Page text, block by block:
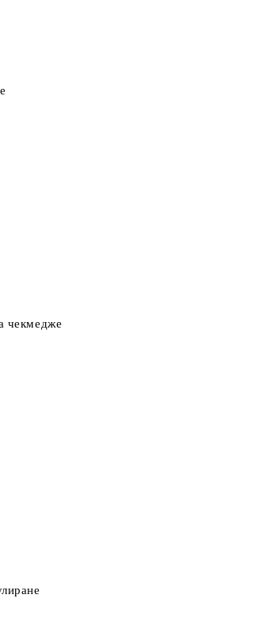
чекмедже